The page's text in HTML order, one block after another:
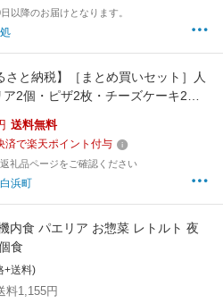
以降のお届けとなります。
さと納税】［まとめ買いセット］人
2個・ピザ2枚・チーズケーキ2個
専門店の味 | 魚介 洋食 パーティ
おやつ 食品 加工食品 人気 おすす
送料無料
済で楽天ポイント付与
礼品ページをご確認ください
浜町
内食 パエリア お惣菜 レトルト 夜
食
+送料)
料1,155円